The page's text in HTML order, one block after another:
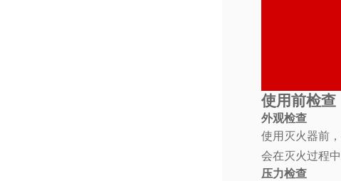
使用前检查
外观检查
使用灭火器前
会在灭火过程
压力检查